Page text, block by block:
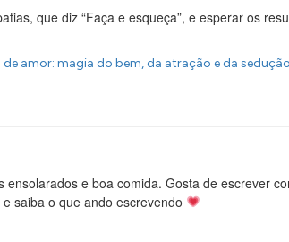
que diz “Faça e esqueça”, e esperar os
amor: magia do bem, da atração e da sedução
ensolarados e boa comida. Gosta de escrever
saiba o que ando escrevendo